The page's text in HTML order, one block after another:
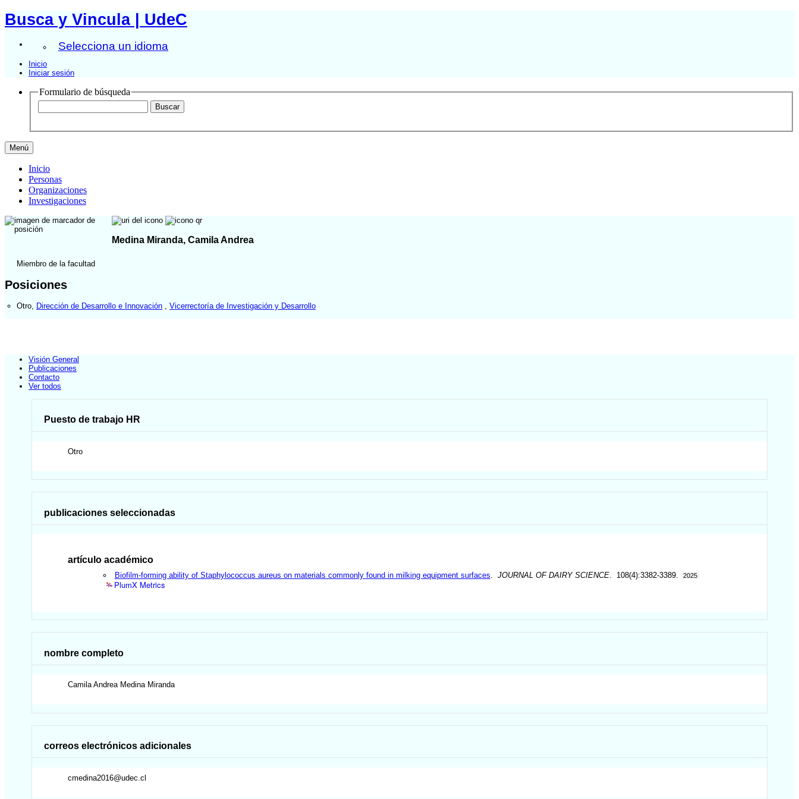
Busca y Vincula | UdeC
Selecciona un idioma
Inicio
Iniciar sesión
Formulario de búsqueda
Menú
Inicio
Personas
Organizaciones
Investigaciones
Medina Miranda, Camila Andrea
Miembro de la facultad
Posiciones
Otro Dirección de Desarrollo e Innovación Vicerrectoría de Investigación y Desarrollo
Visión General
Publicaciones
Contacto
Ver todos
Puesto de trabajo HR
Otro
publicaciones seleccionadas
artículo académico
Biofilm-forming ability of Staphylococcus aureus on materials commonly found in milking equipment surfaces JOURNAL OF DAIRY SCIENCE. 108(4):3382-3389. 2025
PlumX Metrics
nombre completo
Camila Andrea Medina Miranda
correos electrónicos adicionales
cmedina2016@udec.cl